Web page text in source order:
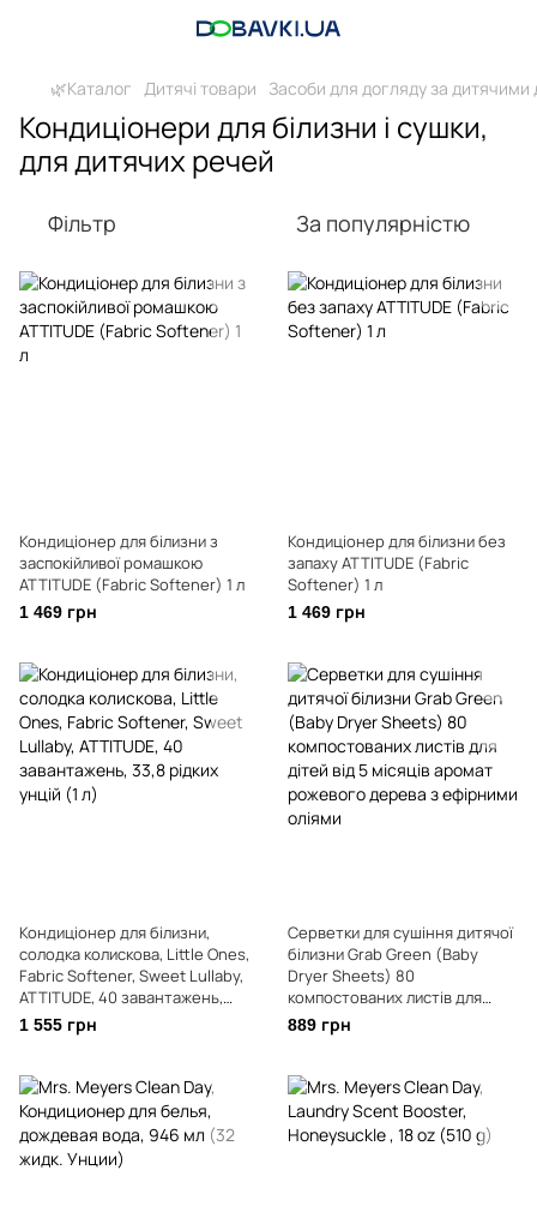
🌿Каталог Дитячі товари Засоби для догляду за
Кондиціонери для білизни і сушки,
для дитячих речей
Фільтр За популярністю
Кондиціонер для білизни з
заспокійливої ​​ромашкою
ATTITUDE (Fabric Softener) 1 л
1 469 грн
Кондиціонер для білизни без
запаху ATTITUDE (Fabric
Softener) 1 л
1 469 грн
Кондиціонер для білизни,
солодка колискова, Little Ones,
Fabric Softener, Sweet Lullaby,
ATTITUDE, 40 завантажень,
33,8 рідких унцій (1 л)
1 555 грн
Серветки для сушіння дитячої
білизни Grab Green (Baby
Dryer Sheets) 80
компостованих листів для
дітей від 5 місяців аромат
рожевого дерева з ефірними
889 грн